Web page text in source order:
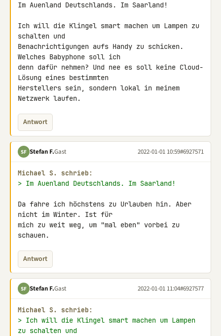
Im Auenland Deutschlands. Im Saarland!
Ich will die Klingel smart machen um Lampen zu
schalten und
Benachrichtigungen aufs Handy zu schicken.
Welches Babyphone soll ich
denn dafür nehmen? Und nee es soll keine Cloud-
Lösung eines bestimmten
Herstellers sein, sondern lokal in meinem
Netzwerk laufen.
Antwort
SF Stefan F.Gast 2022-01-01 10:59#6927571
Michael S. schrieb:
> Im Auenland Deutschlands. Im Saarland!
Da fahre ich höchstens zu Urlauben hin. Aber
nicht im Winter. Ist für
mich zu weit weg, um "mal eben" vorbei zu
schauen.
Antwort
SF Stefan F.Gast 2022-01-01 11:04#6927577
Michael S. schrieb:
> Ich will die Klingel smart machen um Lampen
zu schalten und